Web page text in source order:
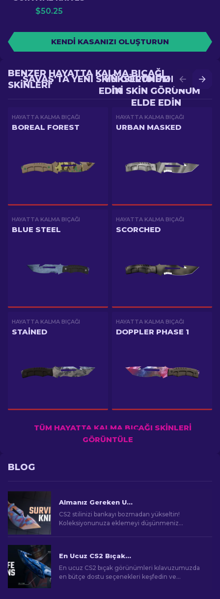
$50.25
KENDI KASANIZI OLUŞTURUN
YÜKSELTME'DE DAHA
IYI SKIN GÖRÜNÜM
ELDE EDIN
SAVAŞ'TA YENI SKIN GÖRÜNÜM ELDE
EDIN
BENZER HAYATTA KALMA BIÇAĞI
SKINLERI
HAYATTA KALMA BIÇAĞI
BOREAL FOREST
HAYATTA KALMA BIÇAĞI
URBAN MASKED
HAYATTA KALMA BIÇAĞI
BLUE STEEL
HAYATTA KALMA BIÇAĞI
SCORCHED
HAYATTA KALMA BIÇAĞI
STAINED
HAYATTA KALMA BIÇAĞI
DOPPLER PHASE 1
TÜM HAYATTA KALMA BIÇAĞI SKINLERI
GÖRÜNTÜLE
BLOG
Almanız Gereken Ucuz CS2 Hayatta Kalma Bıçağı Skinleri [2026]
CS2 stilinizi bankayı bozmadan yükseltin!
Koleksiyonunuza eklemeyi düşünmeniz
En Ucuz CS2 Bıçak Görünümleri [2026]
En ucuz CS2 bıçak görünümleri kılavuzumuzda
en bütçe dostu seçenekleri keşfedin ve